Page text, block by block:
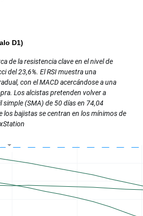
D1)
de la resistencia clave en el nivel de
del 23,6%. El RSI muestra una
con el MACD acercándose a una
Los alcistas pretenden volver a
simple (SMA) de 50 días en 74,04
los bajistas se centran en los mínimos de